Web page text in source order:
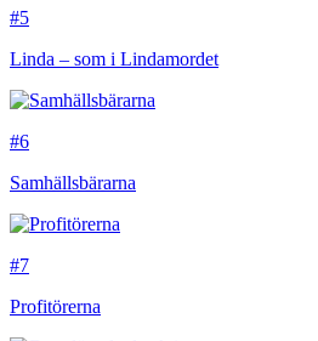
#5
Linda – som i Lindamordet
#6
Samhällsbärarna
#7
Profitörerna